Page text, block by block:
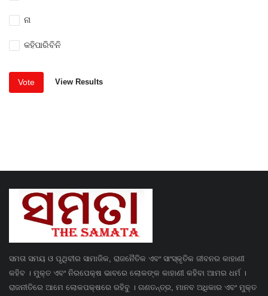
ନା
କହିପାରିବିନି
Vote View Results
ସମତା ସମୟ ଓ ପୃଥିବୀର ସାମାଜିକ, ରାଜନୈତିକ ଏବଂ ସାଂସ୍କୃତିକ ଜୀବନର କାହାଣୀ
କହିବ । ମୁକ୍ତ ଏବଂ ନିରପେକ୍ଷ ଭାବରେ ଲୋକଙ୍କ କାହାଣୀ କହିବା ଆମର ଧର୍ମ ।
ରାଜନୀତିରେ ଆମେ ଲୋକପକ୍ଷରେ ରହିବୁ । ଗଣତନ୍ତ୍ର, ମାନବ ଅଧିକାର ଏବଂ ମୁକ୍ତ